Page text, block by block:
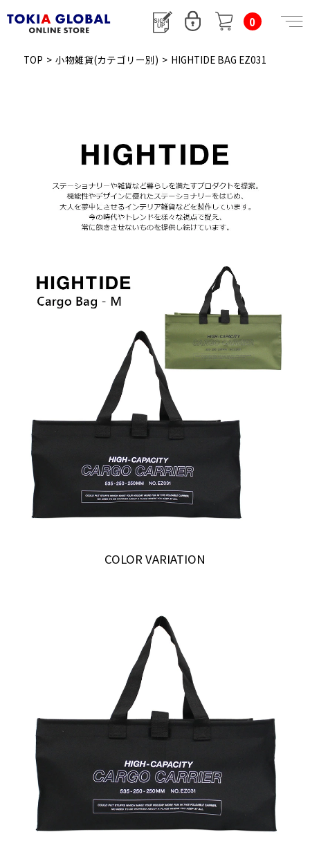
0
TOP > 小物雑貨(カテゴリー別) > HIGHTIDE BAG EZ031
COLOR VARIATION